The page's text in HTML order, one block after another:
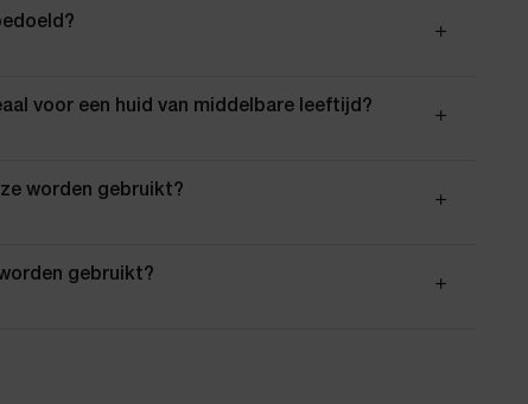
voor een huid van middelbare leeftijd?
worden gebruikt?
gebruikt?